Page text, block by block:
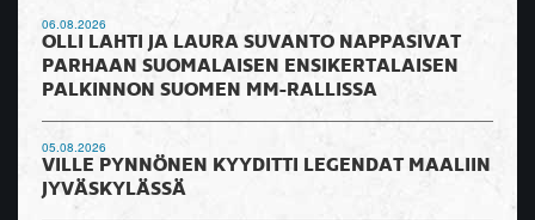
06.08.2026
OLLI LAHTI JA LAURA SUVANTO NAPPASIVAT
PARHAAN SUOMALAISEN ENSIKERTALAISEN
PALKINNON SUOMEN MM-RALLISSA
05.08.2026
VILLE PYNNÖNEN KYYDITTI LEGENDAT MAALIIN
JYVÄSKYLÄSSÄ